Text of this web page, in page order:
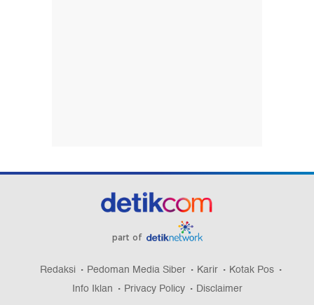
part of
Redaksi Pedoman Media Siber Karir
Kotak Pos
Info Iklan
Privacy Policy Disclaimer